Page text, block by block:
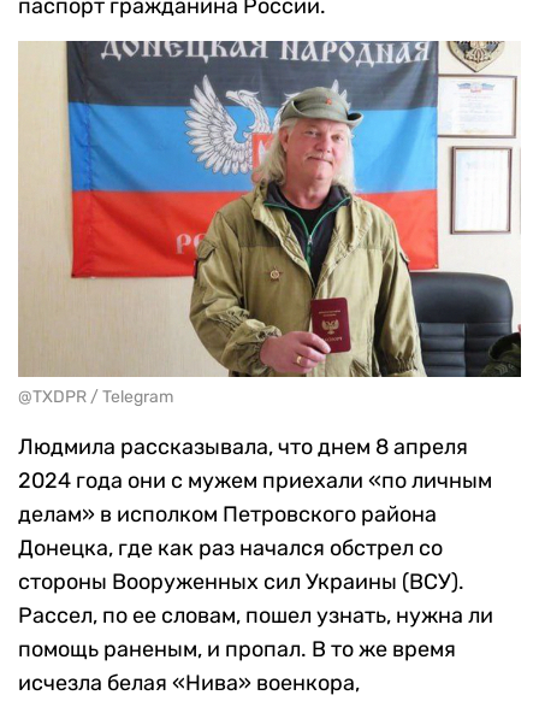
паспорт гражданина России.
@TXDPR / Telegram
Людмила рассказывала, что днем 8 апреля
2024 года они с мужем приехали «по личным
делам» в исполком Петровского района
Донецка, где как раз начался обстрел со
стороны Вооруженных сил Украины (ВСУ).
Рассел, по ее словам, пошел узнать, нужна ли
помощь раненым, и пропал. В то же время
исчезла белая «Нива» военкора,